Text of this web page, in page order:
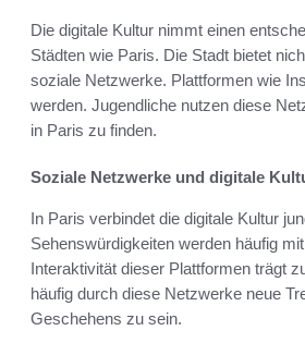
Die digitale Kultur nimmt einen
Städten wie Paris. Die Stadt bietet
soziale Netzwerke. Plattformen wie
werden. Jugendliche nutzen diese
in Paris zu finden.
Soziale Netzwerke und digitale
In Paris verbindet die digitale Kultur
Sehenswürdigkeiten werden häufig
Interaktivität dieser Plattformen trägt
häufig durch diese Netzwerke neue
Geschehens zu sein.